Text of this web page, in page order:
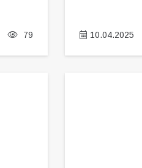
79 10.04.2025